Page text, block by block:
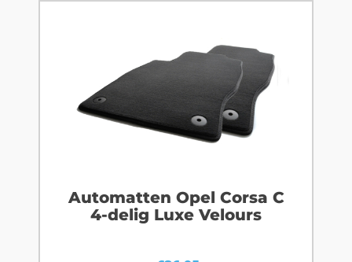
Automatten Opel Corsa C
4-delig Luxe Velours